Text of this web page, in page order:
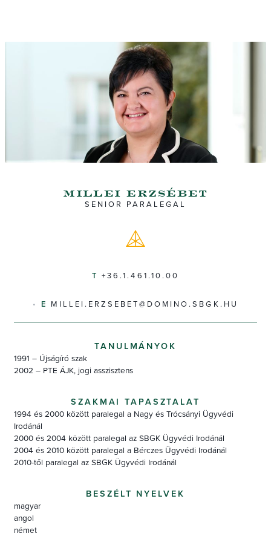
millei erzsébet
SENIOR PARALEGAL
+36.1.461.10.00
MILLEI.ERZSEBET@DOMINO.SBGK.HU
TANULMÁNYOK
1991 – Újságíró szak
2002 – PTE ÁJK, jogi asszisztens
SZAKMAI TAPASZTALAT
1994 és 2000 között paralegal a Nagy és Trócsányi Ügyvédi
Irodánál
2000 és 2004 között paralegal az SBGK Ügyvédi Irodánál
2004 és 2010 között paralegal a Bérczes Ügyvédi Irodánál
2010-től paralegal az SBGK Ügyvédi Irodánál
BESZÉLT NYELVEK
magyar
angol
német